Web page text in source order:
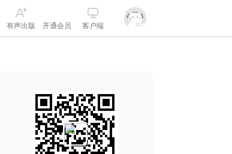
有声出版 开通会员 客户端